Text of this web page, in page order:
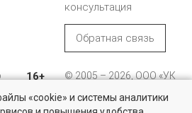
консультация
Обратная связь
16+
© 2005 – 2026, ООО «УК
196105, Санкт-
«cookie» и системы аналитики